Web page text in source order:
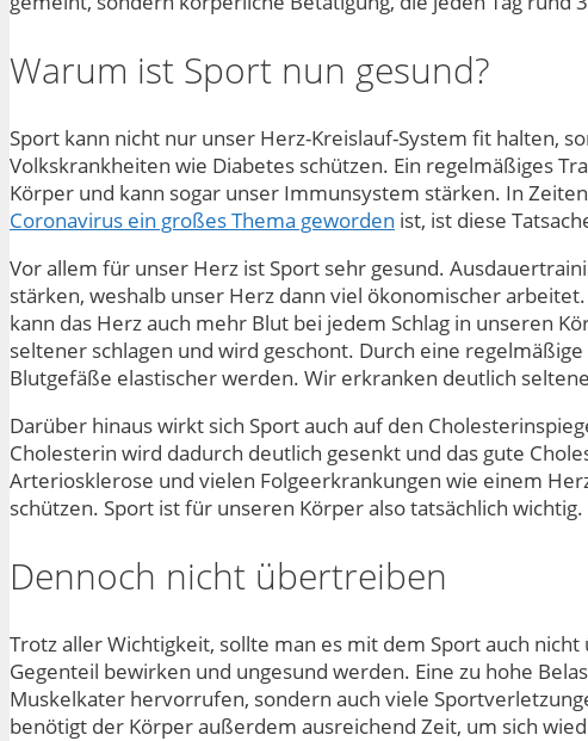
Warum ist Sport nun gesund?
Sport kann nicht nur unser Herz-Kreislauf-System fit halten,
Volkskrankheiten wie Diabetes schützen. Ein regelmäßiges
Körper und kann sogar unser Immunsystem stärken. In
Coronavirus ein großes Thema geworden ist, ist diese
Vor allem für unser Herz ist Sport sehr gesund.
stärken, weshalb unser Herz dann viel ökonomischer
kann das Herz auch mehr Blut bei jedem Schlag in unseren
seltener schlagen und wird geschont. Durch eine
Blutgefäße elastischer werden. Wir erkranken deutlich
Darüber hinaus wirkt sich Sport auch auf den
Cholesterin wird dadurch deutlich gesenkt und das gute
Arteriosklerose und vielen Folgeerkrankungen wie einem
schützen. Sport ist für unseren Körper also tatsächlich wichtig.
Dennoch nicht übertreiben
Trotz aller Wichtigkeit, sollte man es mit dem Sport auch
Gegenteil bewirken und ungesund werden. Eine zu hohe
Muskelkater hervorrufen, sondern auch viele
benötigt der Körper außerdem ausreichend Zeit, um sich